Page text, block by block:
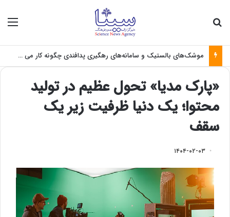
موشک‌های بالستیک و سامانه‌های رهگیری پدافندی چگونه کار می کنند؟
«پارک مدیا» تحول عظیم در تولید
محتوا؛ یک دنیا ظرفیت زیر یک
سقف
۱۴۰۴-۰۲-۰۳